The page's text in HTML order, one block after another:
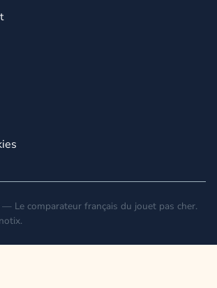
Le comparateur français du jouet pas cher.
.